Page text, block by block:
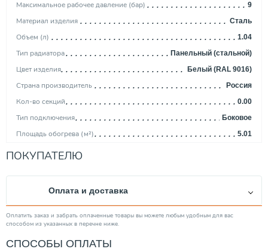
Максимальное рабочее давление (бар) 9
Материал изделия Сталь
Объем (л) 1.04
Тип радиатора Панельный (стальной)
Цвет изделия Белый (RAL 9016)
Страна производитель Россия
Кол-во секций 0.00
Тип подключения Боковое
Площадь обогрева (м²) 5.01
Тип панельного радиатора
Тепловая мощность (Вт)
Высота (мм) 500.00
Длина (мм)
Производитель
ПОКУПАТЕЛЮ
Оплата и доставка
Оплатить заказ и забрать оплаченные товары вы можете любым удобным для вас
способом из указанных в перечне ниже.
СПОСОБЫ ОПЛАТЫ